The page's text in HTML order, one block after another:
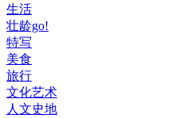
生活
壮龄go!
特写
美食
旅行
文化艺术
人文史地